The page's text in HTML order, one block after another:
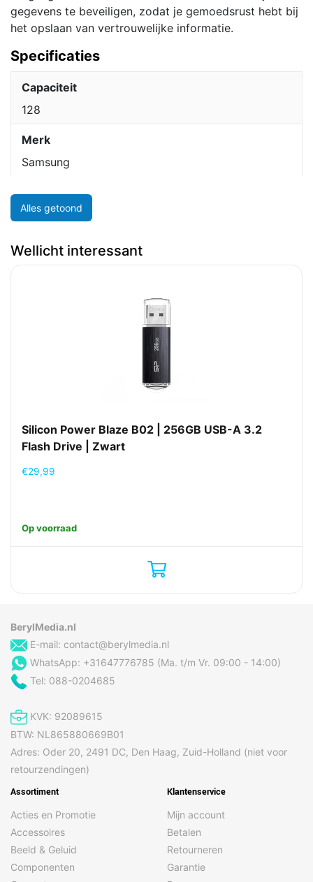
gegevens te beveiligen, zodat je gemoedsrust hebt bij
het opslaan van vertrouwelijke informatie.
Specificaties
Capaciteit
128
Merk
Samsung
Alles getoond
Wellicht interessant
Silicon Power Blaze B02 | 256GB USB-A 3.2
Flash Drive | Zwart
€29,99
Op voorraad
BerylMedia.nl
E-mail: contact@berylmedia.nl
WhatsApp: +31647776785 (Ma. t/m Vr. 09:00 - 14:00)
Tel: 088-0204685
KVK: 92089615
BTW: NL865880669B01
Adres: Oder 20, 2491 DC, Den Haag, Zuid-Holland (niet voor
retourzendingen)
Assortiment
Acties en Promotie
Accessoires
Beeld & Geluid
Componenten
Klantenservice
Mijn account
Betalen
Retourneren
Garantie